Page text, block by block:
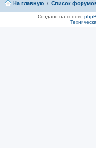
На главную Список
Создано на основе